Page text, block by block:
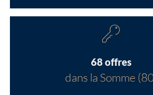
68 offres
dans la Somme